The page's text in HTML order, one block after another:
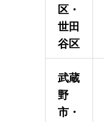
区・
世田
谷区
武蔵
野
市・